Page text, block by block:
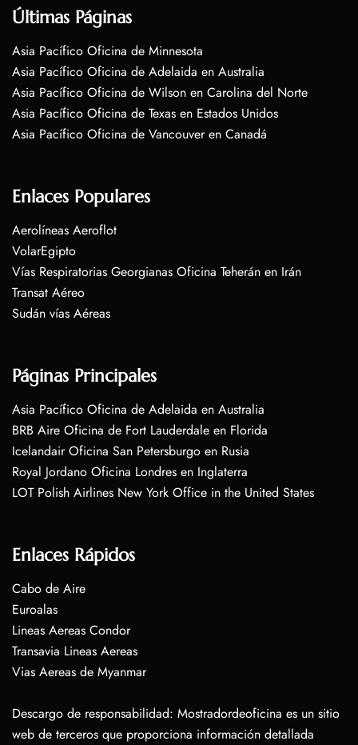
Últimas Páginas
Asia Pacífico Oficina de Minnesota
Asia Pacífico Oficina de Adelaida en Australia
Asia Pacífico Oficina de Wilson en Carolina del Norte
Asia Pacífico Oficina de Texas en Estados Unidos
Asia Pacífico Oficina de Vancouver en Canadá
Enlaces Populares
Aerolíneas Aeroflot
VolarEgipto
Vías Respiratorias Georgianas Oficina Teherán en Irán
Transat Aéreo
Sudán vías Aéreas
Páginas Principales
Asia Pacífico Oficina de Adelaida en Australia
BRB Aire Oficina de Fort Lauderdale en Florida
Icelandair Oficina San Petersburgo en Rusia
Royal Jordano Oficina Londres en Inglaterra
LOT Polish Airlines New York Office in the United States
Enlaces Rápidos
Cabo de Aire
Euroalas
Lineas Aereas Condor
Transavia Lineas Aereas
Vias Aereas de Myanmar
Descargo de responsabilidad: Mostradordeoficina es un sitio
web de terceros que proporciona información detallada